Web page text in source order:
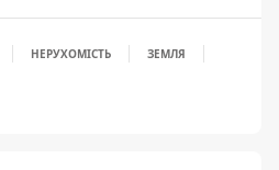
НЕРУХОМІСТЬ
ЗЕМЛЯ